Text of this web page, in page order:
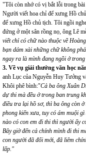
"Tôi còn nhớ có vị bắt lỗi trong
Người viết hoa chỉ để xưng Hồ
để xưng Hồ chủ tịch. Tôi ngồi
đứng ở một sân rồng nọ, ông Lê
viết chỉ có chữ nào thuộc về
bạn dám xài những chữ không
ngay ra là mình đang ngồi ở
3. Về vụ giải thưởng văn học
anh Lục của Nguyễn Huy Tưởng
Khôi phê bình:"Cả ba ông Xuân
dự thi mà đều ở trong ban trung
điều tra lại hồ sơ, thì ba ông còn
phong kiến xưa, tuy có ám muội
nào có con em đi thi thì người ấy
Bây giờ đến cả chính mình đi thi
con người đã đổi mới, đã liêm
lấp."